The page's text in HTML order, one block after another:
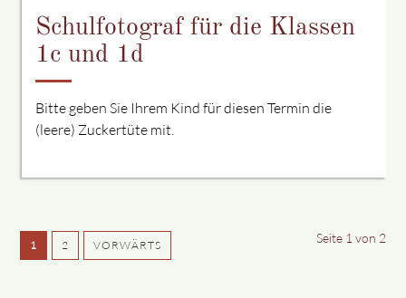
Schulfotograf für die Klassen
1c und 1d
Bitte geben Sie Ihrem Kind für diesen Termin die
(leere) Zuckertüte mit.
Seite 1 von 2
1 2 VORWÄRTS